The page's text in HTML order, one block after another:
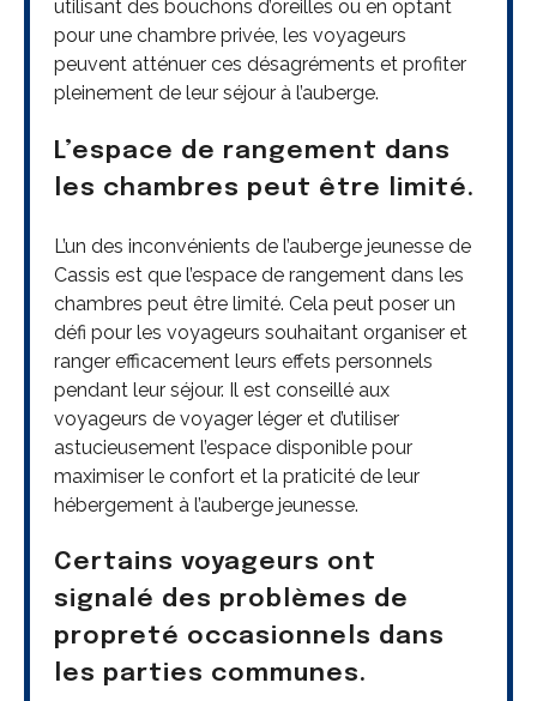
utilisant des bouchons d’oreilles ou en optant
pour une chambre privée, les voyageurs
peuvent atténuer ces désagréments et profiter
pleinement de leur séjour à l’auberge.
L’espace de rangement dans
les chambres peut être limité.
L’un des inconvénients de l’auberge jeunesse de
Cassis est que l’espace de rangement dans les
chambres peut être limité. Cela peut poser un
défi pour les voyageurs souhaitant organiser et
ranger efficacement leurs effets personnels
pendant leur séjour. Il est conseillé aux
voyageurs de voyager léger et d’utiliser
astucieusement l’espace disponible pour
maximiser le confort et la praticité de leur
hébergement à l’auberge jeunesse.
Certains voyageurs ont
signalé des problèmes de
propreté occasionnels dans
les parties communes.